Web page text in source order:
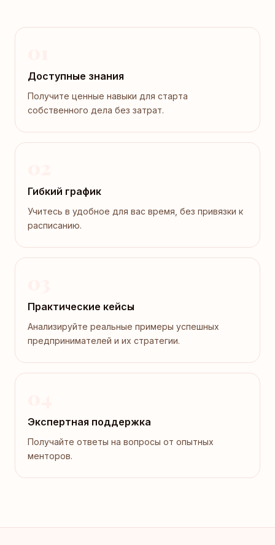
Доступные знания
Получите ценные навыки для старта
собственного дела без затрат.
Гибкий график
Учитесь в удобное для вас время, без привязки к
расписанию.
Практические кейсы
Анализируйте реальные примеры успешных
предпринимателей и их стратегии.
Экспертная поддержка
Получайте ответы на вопросы от опытных
менторов.